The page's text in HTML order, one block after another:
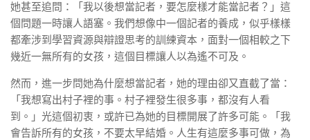
她甚至追問： 「我以後想當記者，要怎麼樣才能當記者？」 這
個問題一時讓人語塞。我們想像中一個記者的養成，似乎樣樣
都牽涉到學習資源與辯證思考的訓練資本，面對一個相較之下
幾近一無所有的女孩，這個目標讓人以為遙不可及。
然而，進一步問她為什麼想當記者，她的理由卻又直截了當：
「我想寫出村子裡的事。村子裡發生很多事，都沒有人看
到。」光這個初衷，或許已為她的目標開展了許多可能。「我
會告訴所有的女孩，不要太早結婚。人生有這麼多事可做，為